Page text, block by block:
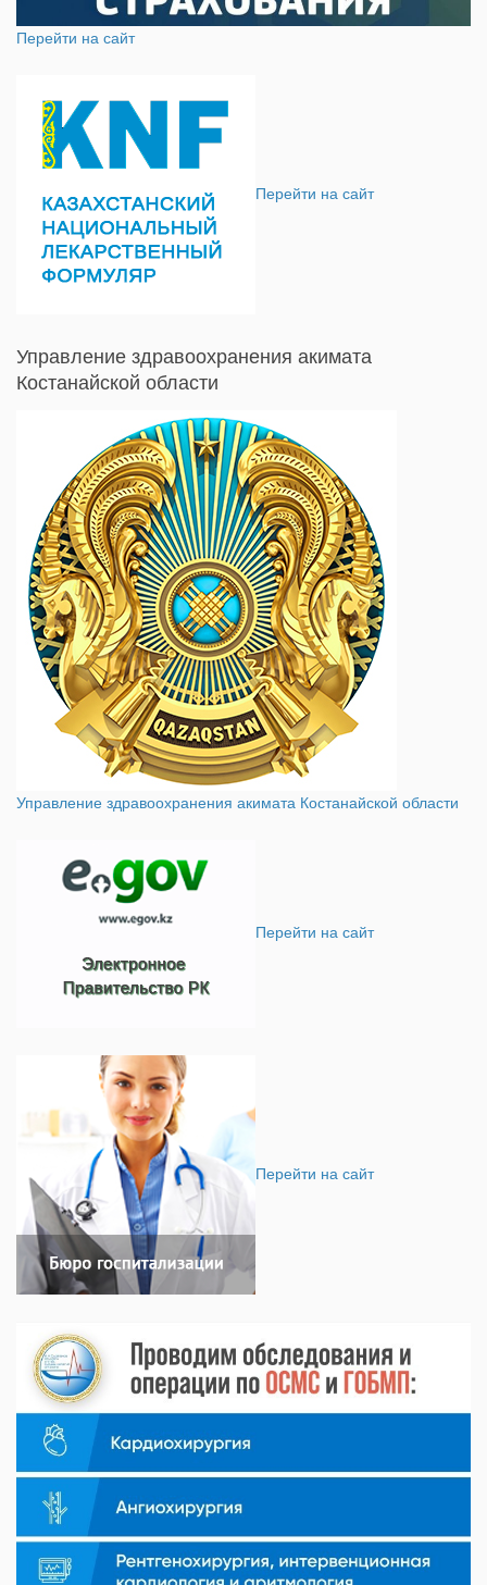
Перейти на сайт
Перейти на сайт
Управление здравоохранения акимата
Костанайской области
Управление здравоохранения акимата Костанайской области
Перейти на сайт
Перейти на сайт